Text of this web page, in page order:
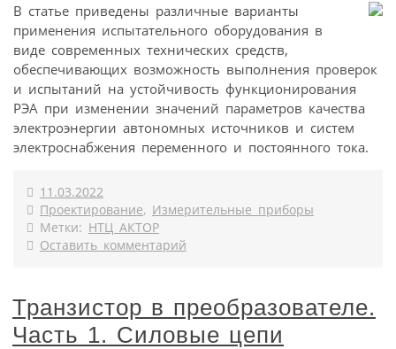
В статье приведены различные варианты
применения испытательного оборудования в
виде современных технических средств,
обеспечивающих возможность выполнения проверок
и испытаний на устойчивость функционирования
РЭА при изменении значений параметров качества
электроэнергии автономных источников и систем
электроснабжения переменного и постоянного тока.
11.03.2022
Проектирование, Измерительные приборы
Метки: НТЦ АКТОР
Оставить комментарий
Транзистор в преобразователе.
Часть 1. Силовые цепи